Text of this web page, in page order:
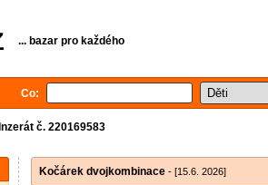
... bazar pro každého
Co:
Inzerát č. 220169583
Kočárek dvojkombinace - [15.6. 2026]